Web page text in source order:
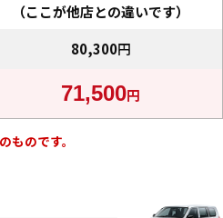
（ここが他店との違いです）
80,300円
71,500円
ものです。